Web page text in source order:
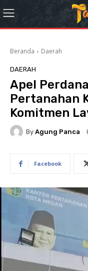
Beranda Daerah
DAERAH
Apel
Pertanahan
Komitmen
By Agung Panca
Facebook